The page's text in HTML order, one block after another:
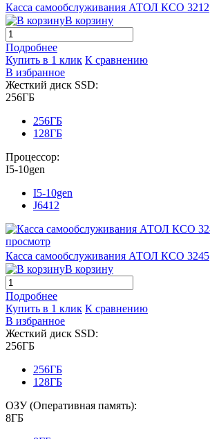
Касса самообслуживания АТОЛ КСО 3212
В корзину
Подробнее
Купить в 1 клик К сравнению
В избранное
Жесткий диск SSD:
256ГБ
256ГБ
128ГБ
Процессор:
I5-10gen
I5-10gen
J6412
просмотр
Касса самообслуживания АТОЛ КСО 3245
В корзину
Подробнее
Купить в 1 клик К сравнению
В избранное
Жесткий диск SSD:
256ГБ
256ГБ
128ГБ
ОЗУ (Оперативная память):
8ГБ